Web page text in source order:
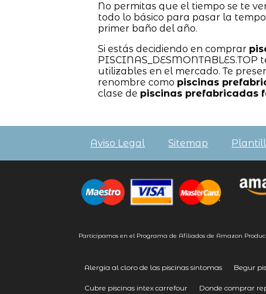
No permitas que el tiempo se te
todo lo básico para pasar la
primer baño del año.
Si estás decidiendo en comprar
utilizables en el mercado. Te
renombre como piscinas
clase de piscinas prefabricadas
Aviso Legal Sitemap
Participamos en el Programa de Afiliados de Amazon
Alergia al cloro de las piscinas sintomas Begur
Cubre piscinas intex carrefour Donde comprar